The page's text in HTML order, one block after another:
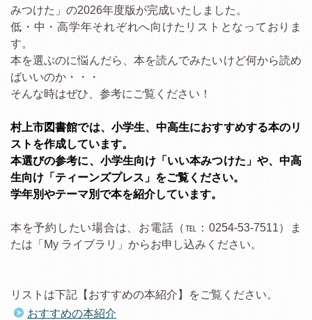
みつけた」の2026年度版が完成いたしました。
低・中・高学年それぞれへ向けたリストとなっておりま
す。
本を選ぶのに悩んだら、本を読んでみたいけど何から読め
ばいいのか・・・
そんな時はぜひ、参考にご覧ください！
村上市図書館では、小学生、中高生におすすめする本のリ
ストを作成しています。
本選びの参考に、小学生向け「いい本みつけた」や、中高
生向け「ティーンズプレス」をご覧ください。
学年別やテーマ別で本を紹介しています。
本を予約したい場合は、お電話（℡：0254-53-7511）ま
たは「My ライブラリ」からお申し込みください。
リストは下記【おすすめの本紹介】をご覧ください。
おすすめの本紹介